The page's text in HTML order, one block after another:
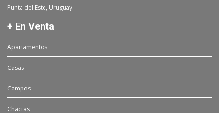
Punta del Este, Uruguay.
+ En Venta
Apartamentos
Casas
Campos
Chacras